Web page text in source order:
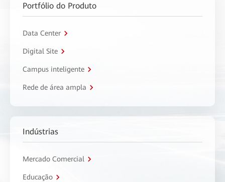
Portfólio do Produto
Data Center
Digital Site
Campus inteligente
Rede de área ampla
Indústrias
Mercado Comercial
Educação